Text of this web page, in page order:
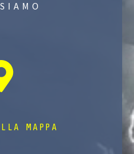
MAPPA